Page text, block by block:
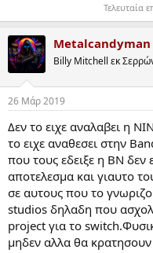
Τελευταία
Metalcandyman
Billy Mitchell εκ
26 Μάρ 2019
Δεν το ειχε αναλαβει η
το ειχε αναθεσει στην
που τους εδειξε η ΒN δεν
αποτελεσμα και γιαυτο
σε αυτους που το
studios δηλαδη που
project για το
μηδεν αλλα θα κρατησουν